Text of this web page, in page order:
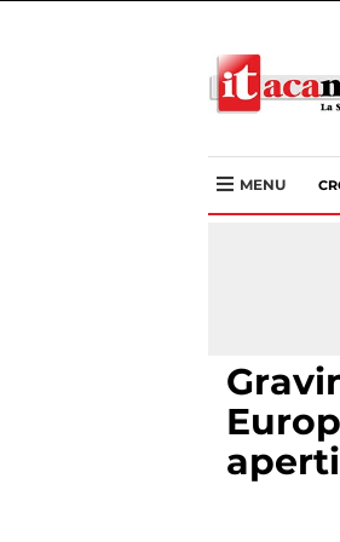
MENU